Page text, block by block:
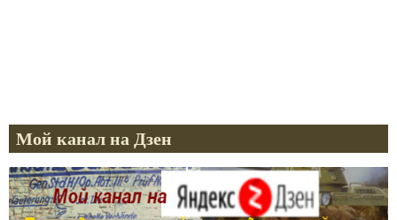
Мой канал на Дзен